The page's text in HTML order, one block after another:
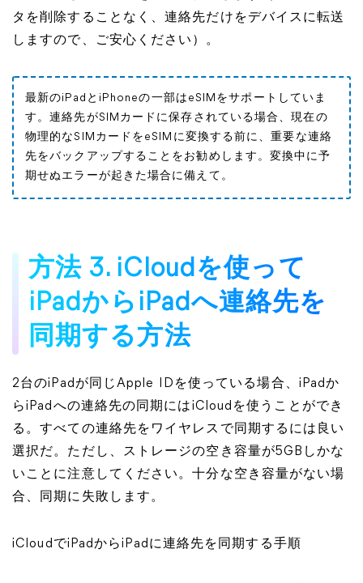
タを削除することなく、連絡先だけをデバイスに転送
しますので、ご安心ください）。
最新のiPadとiPhoneの一部はeSIMをサポートしていま
す。連絡先がSIMカードに保存されている場合、現在の
物理的なSIMカードをeSIMに変換する前に、重要な連絡
先をバックアップすることをお勧めします。変換中に予
期せぬエラーが起きた場合に備えて。
方法 3. iCloudを使って
iPadからiPadへ連絡先を
同期する方法
2台のiPadが同じApple IDを使っている場合、iPadか
らiPadへの連絡先の同期にはiCloudを使うことができ
る。すべての連絡先をワイヤレスで同期するには良い
選択だ。ただし、ストレージの空き容量が5GBしかな
いことに注意してください。十分な空き容量がない場
合、同期に失敗します。
iCloudでiPadからiPadに連絡先を同期する手順